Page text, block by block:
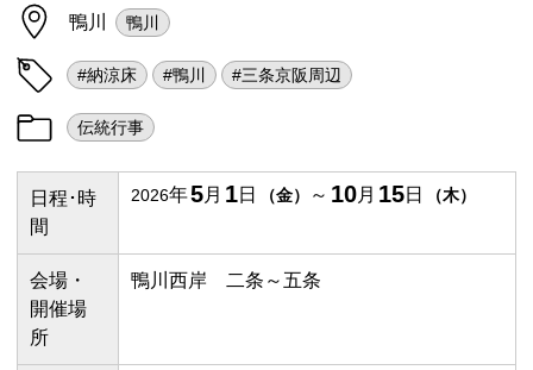
鴨川 鴨川
#納涼床 #鴨川 #三条京阪周辺
伝統行事
日程･時
間
2026年5月 1 日 （金） ～ 10月 15日 （木）
会場・
開催場
所
鴨川西岸 二条～五条